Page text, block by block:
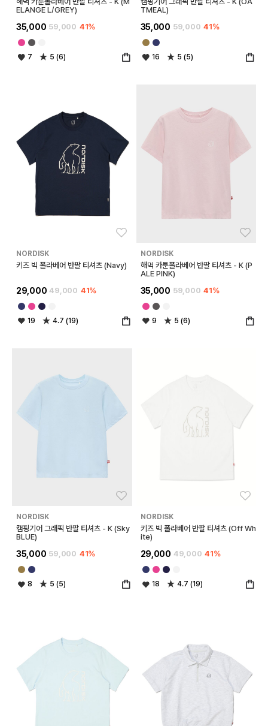
ELANGE L/GREY)
35,000 59,000 41%
7 5 (6)
TMEAL)
35,000 59,000 41%
16 5 (5)
NORDISK
키즈 빅 폴라베어 반팔 티셔츠 (Navy)
29,000 49,000 41%
19 4.7 (19)
NORDISK
해먹 카툰폴라베어 반팔 티셔츠 - K (P
ALE PINK)
35,000 59,000 41%
9 5 (6)
NORDISK
캠핑기어 그래픽 반팔 티셔츠 - K (Sky
BLUE)
35,000 59,000 41%
8 5 (5)
NORDISK
키즈 빅 폴라베어 반팔 티셔츠 (Off Wh
ite)
29,000 49,000 41%
18 4.7 (19)